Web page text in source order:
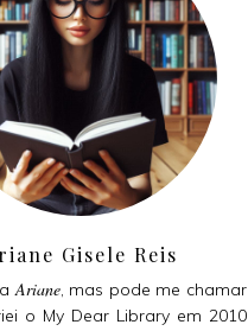
Gisele Reis
aAriane, mas pode me chamar
o My Dear Library em 2010